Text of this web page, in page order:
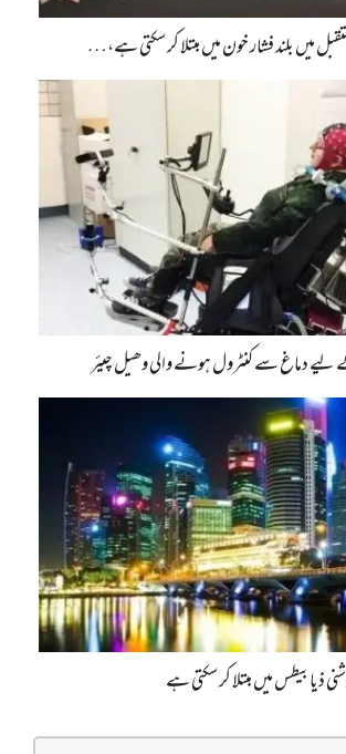
میں بلند فشار خون میں مبتلا کر سکتی ہے،…
لیے دماغ سے کنٹرول ہونے والی وھیل چیئر
ذیابیطس میں مبتلا کر سکتی ہے